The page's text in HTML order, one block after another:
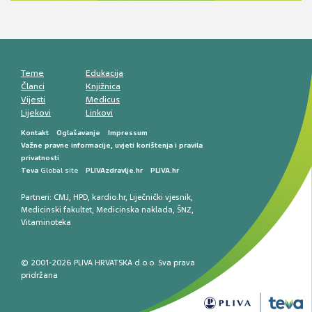
Teme
Članci
Vijesti
Lijekovi
Edukacija
Knjižnica
Medicus
Linkovi
Kontakt Oglašavanje
Impressum
Važne pravne informacije, uvjeti korištenja i pravila
privatnosti
Teva Global site PLIVAzdravlje.hr PLIVA.hr
Partneri: CMJ, HPD, kardio.hr, Liječnički vjesnik,
Medicinski fakultet, Medicinska naklada, ŠNZ,
Vitaminoteka
© 2001-2026 PLIVA HRVATSKA d.o.o. Sva prava
pridržana